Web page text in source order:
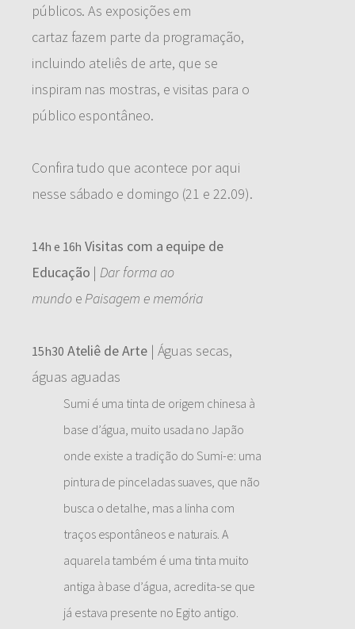
públicos. As exposições em
cartaz fazem parte da programação,
incluindo ateliês de arte, que se
inspiram nas mostras, e visitas para o
público espontâneo.
Confira tudo que acontece por aqui
nesse sábado e domingo (21 e 22.09).
14h e 16h Visitas com a equipe de
Educação |Dar forma ao
mundo ePaisagem e memória
15h30 Ateliê de Arte| Águas secas,
águas aguadas
Sumi é uma tinta de origem chinesa à
base d’água, muito usada no Japão
onde existe a tradição do Sumi-e: uma
pintura de pinceladas suaves, que não
busca o detalhe, mas a linha com
traços espontâneos e naturais. A
aquarela também é uma tinta muito
antiga à base d’água, acredita-se que
já estava presente no Egito antigo.